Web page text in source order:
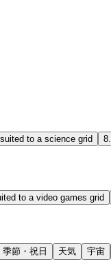
to a science grid 8.
to a video games grid
季節・祝日 天気 宇宙